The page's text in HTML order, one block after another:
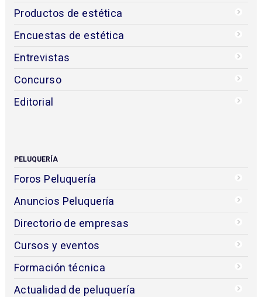
Productos de estética
Encuestas de estética
Entrevistas
Concurso
Editorial
PELUQUERÍA
Foros Peluquería
Anuncios Peluquería
Directorio de empresas
Cursos y eventos
Formación técnica
Actualidad de peluquería